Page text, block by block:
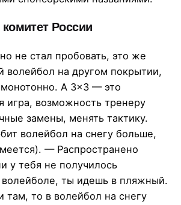
России
не стал пробовать, это же
волейбол на другом покрытии,
монотонно. А 3×3 — это
игра, возможность тренеру
замены, менять тактику.
волейбол на снегу больше,
— Распространено
у тебя не получилось
волейболе, ты идешь в пляжный.
там, то в волейбол на снегу